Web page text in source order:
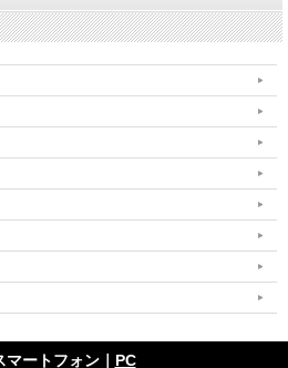
為、生地を素焼きし釉薬を掛けて本焼きをする
地と釉薬の収縮率の違いにより貫入(かんにゅ
分を入れると、この貫入に染みご使用の度合
とを「萩の七化け」と言われ、作り手が作った
われる所以です。
されることなく伝統的な萩焼を守りたいという
いという想いから、器へのコーティングをしな
の特徴をお楽しみいただきつつ安心・安全にお
を共有しておりますので、ご注文のタイミング
ずご容赦くださいませ。
アパッキンでしっかり包み、緩衝材の新聞紙を
ートフォン｜ PC